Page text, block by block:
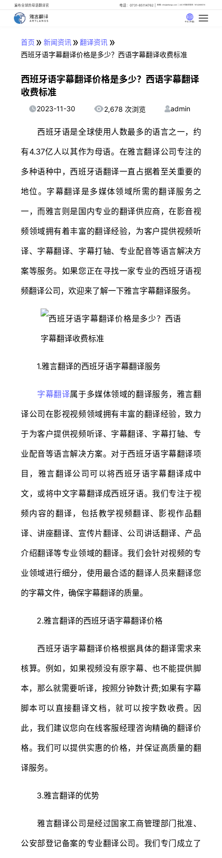
遍布全球的母语翻译官 电话：0731-85114762 邮箱: info@artlangs.com 24小时翻译管家: 18142666316
中文 (中国)
首页 » 新闻资讯» 翻译资讯 »
西班牙语字幕翻译价格是多少？西语字幕翻译收费标准
西班牙语字幕翻译价格是多少？西语字幕翻译
收费标准
2023-11-30 2,678 次浏览 admin
西班牙语是全球使用人数最多的语言之一，约
有4.37亿人以其作为母语。在雅言翻译公司专注的
多种语种中，西班牙语翻译一直占据着至关重要的
地位。字幕翻译是多媒体领域所需的翻译服务之
一，而雅言则是国内专业的翻译供应商，在影音视
频领域拥有着丰富的翻译经验，为客户提供视频听
译、字幕翻译、字幕打轴、专业配音等语言解决方
案等服务。如果您正在寻找一家专业的西班牙语视
频翻译公司，欢迎来了解一下雅言字幕翻译服务。
1.雅言翻译的西班牙语字幕翻译服务
字幕翻译属于多媒体领域的翻译服务，雅言翻
译公司在影视视频领域拥有丰富的翻译经验，致力
于为客户提供视频听译、字幕翻译、字幕打轴、专
业配音等语言解决方案。对于西班牙语字幕翻译项
目，雅言翻译公司可以将西班牙语字幕翻译成中
文，或将中文字幕翻译成西班牙语。我们专注于视
频内容的翻译，包括教学视频翻译、影视作品翻
译、讲座翻译、宣传片翻译、公司讲话翻译、产品
介绍翻译等专业领域的翻译。我们会针对视频的专
业领域进行细分，使用最合适的翻译人员来翻译您
的字幕文件，确保字幕翻译的质量。
2.雅言翻译的西班牙语字幕翻译价格
西班牙语字幕翻译价格根据具体的翻译需求来
核算。例如，如果视频没有原字幕、也不能提供脚
本，那么就需要听译，按照分钟数计费;如果有字幕
脚本可以直接翻译文档，就可以按字数收费。因
此，我们建议您向在线客服经理咨询精确的翻译价
格。我们可以提供实惠的价格，并保证高质量的翻
译服务。
3.雅言翻译的优势
雅言翻译公司是经过国家工商管理部门批准、
公安部登记备案的专业翻译公司。我们专门成立了